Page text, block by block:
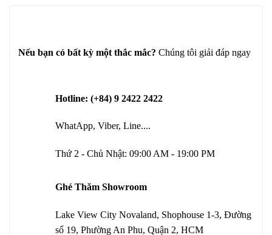
Nếu bạn có bất kỳ một thắc mắc? Chúng tôi giải đáp ngay
Hotline: (+84) 9 2422 2422
WhatApp, Viber, Line....
Thứ 2 - Chủ Nhật: 09:00 AM - 19:00 PM
Ghé Thăm Showroom
Lake View City Novaland, Shophouse 1-3, Đường
số 19, Phường An Phu, Quận 2, HCM